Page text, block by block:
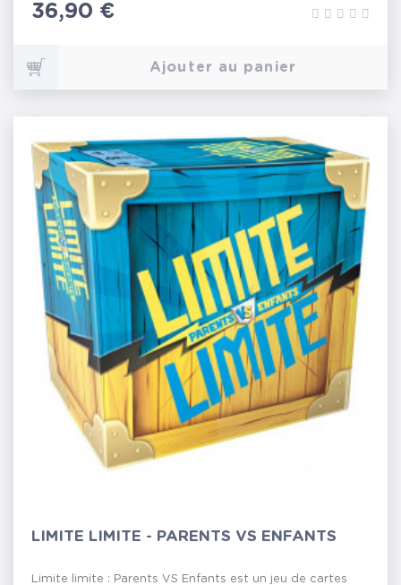
Prix
36,90 €
Ajouter au panier
LIMITE LIMITE - PARENTS VS ENFANTS
Limite limite : Parents VS Enfants est un jeu de cartes